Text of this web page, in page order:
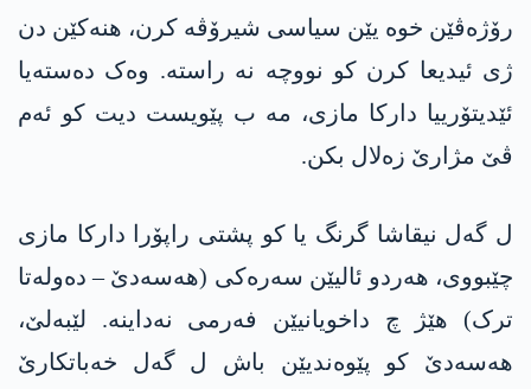
رۆژەڤێن خوە یێن سیاسی شیرۆڤە کرن، ھنه‌كێن دن
ژی ئیدیعا کرن کو نووچە نە راستە. وەک دەستەیا
ئێدیتۆرییا دارکا مازی، مە ب پێویست دیت کو ئەم
ڤێ مژارێ زەلال بکن.
ل گەل نیقاشا گرنگ یا کو پشتی راپۆرا دارکا مازی
چێبووی، ھەردو ئالیێن سه‌ره‌كی (هه‌سه‌دێ – دەولەتا
ترک) هێژ چ داخویانیێن فەرمی نەداینە. لێبەلێ،
هه‌سه‌دێ کو پێوەندیێن باش ل گەل خەباتکارێ